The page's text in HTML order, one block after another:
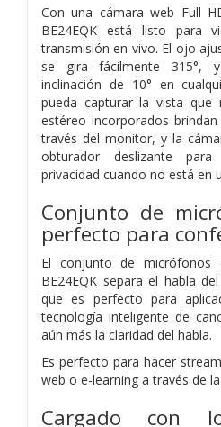
Con una cámara web Full
BE24EQK está listo para
transmisión en vivo. El ojo
se gira fácilmente 315°,
inclinación de 10° en
pueda capturar la vista que
estéreo incorporados
través del monitor, y la
obturador deslizante
privacidad cuando no está en
Conjunto de
perfecto para
El conjunto de
BE24EQK separa el habla
que es perfecto para
tecnología inteligente de
aún más la claridad del habla.
Es perfecto para hacer
web o e-learning a través de
Cargado con